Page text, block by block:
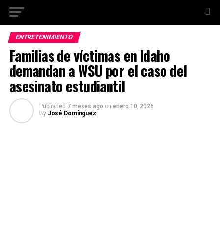
ENTRETENIMIENTO
Familias de víctimas en Idaho
demandan a WSU por el caso del
asesinato estudiantil
Published 7 meses ago on enero 10, 2026
By José Domínguez